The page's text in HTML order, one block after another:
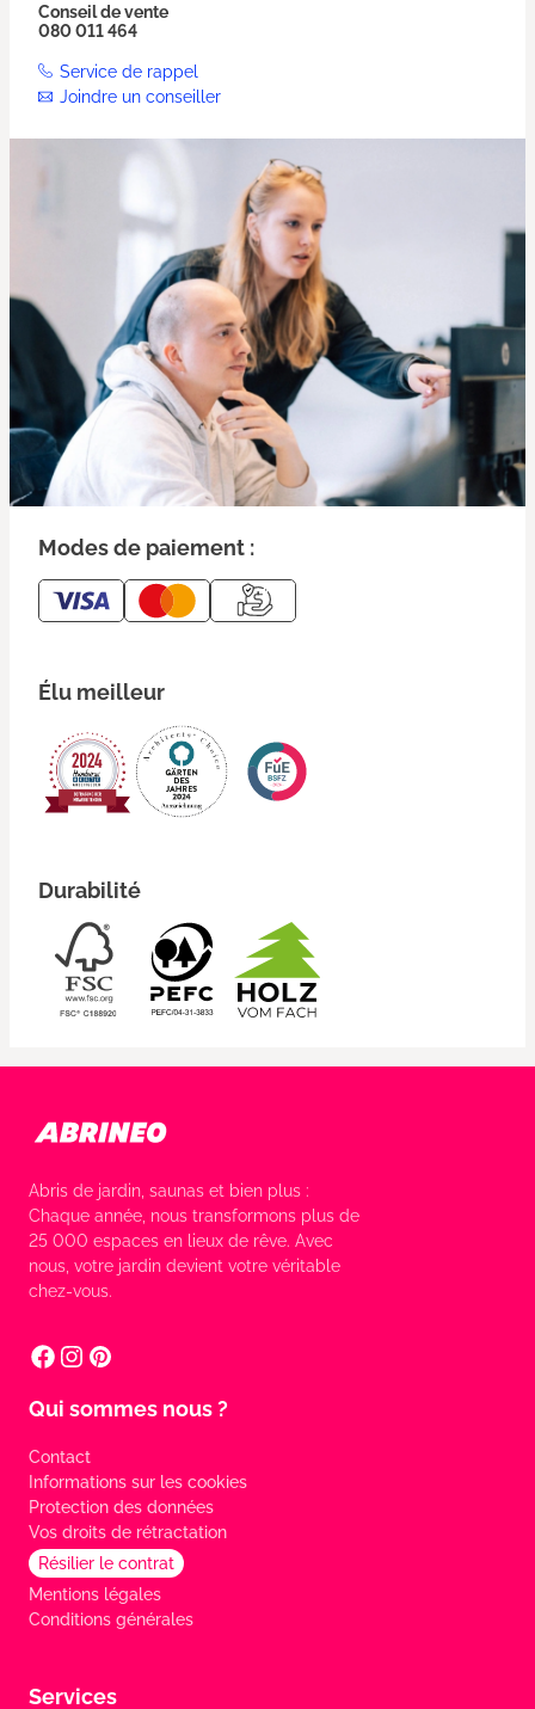
Conseil de vente
080 011 464
Service de rappel
Joindre un conseiller
Modes de paiement :
Élu meilleur
Durabilité
Abris de jardin, saunas et bien plus :
Chaque année, nous transformons plus de
25 000 espaces en lieux de rêve. Avec
nous, votre jardin devient votre véritable
chez-vous.
Qui sommes nous ?
Contact
Informations sur les cookies
Protection des données
Vos droits de rétractation
Résilier le contrat
Mentions légales
Conditions générales
Services